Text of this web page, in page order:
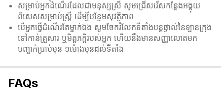
សម្រាប់អ្នកដំណើរដែលជាមនុស្សស្រី សូមជ្រើសរើសកន្លែងអង្គុយ
ពិសេសសម្រាប់ស្ត្រី ដើម្បីបន្ថែមសុវត្ថិភាព
បើអ្នកធ្វើដំណើរតែម្នាក់ឯង សូមចែករំលែកទីតាំងបន្តផ្ទាល់នៃឡានក្រុង
ទៅកាន់គ្រួសារ ឬមិត្តភក្តិរបស់អ្នក ហើយនឹងមានសញ្ញាលោតមក
បញ្ចាក់ប្រាប់មុន ១ម៉ោងមុនដល់ទីតាំង
FAQs